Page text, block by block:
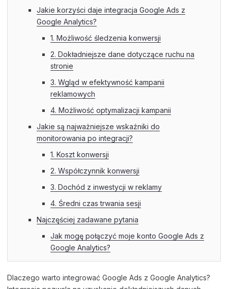
Jakie korzyści daje integracja Google Ads z
Google Analytics?
1. Możliwość śledzenia konwersji
2. Dokładniejsze dane dotyczące ruchu na
stronie
3. Wgląd w efektywność kampanii
reklamowych
4. Możliwość optymalizacji kampanii
Jakie są najważniejsze wskaźniki do
monitorowania po integracji?
1. Koszt konwersji
2. Współczynnik konwersji
3. Dochód z inwestycji w reklamy
4. Średni czas trwania sesji
Najczęściej zadawane pytania
Jak mogę połączyć moje konto Google Ads z
Google Analytics?
Dlaczego warto integrować Google Ads z Google Analytics?